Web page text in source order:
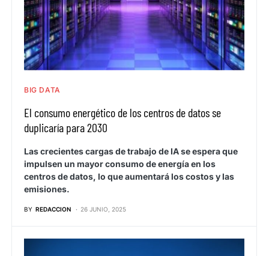
BIG DATA
El consumo energético de los centros de datos se
duplicaría para 2030
Las crecientes cargas de trabajo de IA se espera que
impulsen un mayor consumo de energía en los
centros de datos, lo que aumentará los costos y las
emisiones.
BY REDACCION 26 JUNIO, 2025